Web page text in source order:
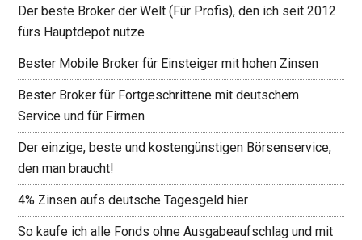
Der beste Broker der Welt (Für Profis), den ich seit 2012
fürs Hauptdepot nutze
Bester Mobile Broker für Einsteiger mit hohen Zinsen
Bester Broker für Fortgeschrittene mit deutschem
Service und für Firmen
Der einzige, beste und kostengünstigen Börsenservice,
den man braucht!
4% Zinsen aufs deutsche Tagesgeld hier
So kaufe ich alle Fonds ohne Ausgabeaufschlag und mit